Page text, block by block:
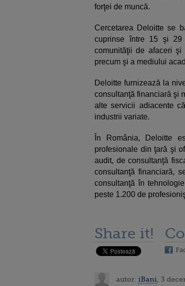
forţei de muncă.
Cercetarea Deloitte se
cuprinse între 15 şi
comunităţii de afaceri
precum şi a mediului
Deloitte furnizează la
consultanţă financiară şi
alte servicii adiacente
industrii variate.
În România, Deloitte
profesionale din ţară şi
audit, de consultanţă
consultanţă financiară,
consultanţă în
peste 1.200 de
Share it!
autor: iBani , 3